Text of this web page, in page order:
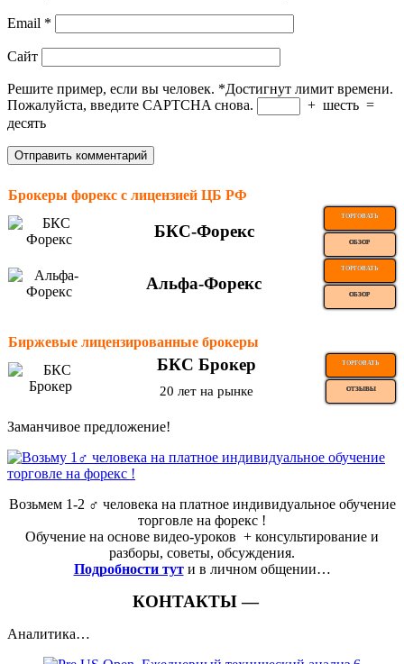
Email *
Сайт
Решите пример, если вы человек. *Достигнут лимит времени.
Пожалуйста, введите CAPTCHA снова.
+ шесть =
десять
Брокеры форекс с лицензией ЦБ РФ
БКС-Форекс
ТОРГОВАТЬ
ОБЗОР
Альфа-Форекс
ТОРГОВАТЬ
ОБЗОР
Биржевые лицензированные брокеры
БКС Брокер ТОРГОВАТЬ
20 лет на рынке ОТЗЫВЫ
Заманчивое предложение!
Возьмем 1-2 ‍♂️ человека на платное индивидуальное обучение
торговле на форекс !
Обучение на основе видео-уроков ️ + консультирование и
разборы, советы, обсуждения.
Подробности тут и в личном общении…
КОНТАКТЫ —
Аналитика…